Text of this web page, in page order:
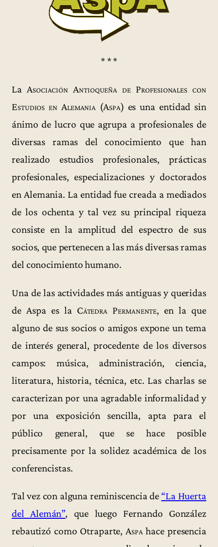
* * *
La Asociación Antioqueña de Profesionales con
Estudios en Alemania (Aspa) es una entidad sin
ánimo de lucro que agrupa a profesionales de
diversas ramas del conocimiento que han
realizado estudios profesionales, prácticas
profesionales, especializaciones y doctorados
en Alemania. La entidad fue creada a mediados
de los ochenta y tal vez su principal riqueza
consiste en la amplitud del espectro de sus
socios, que pertenecen a las más diversas ramas
del conocimiento humano.
Una de las actividades más antiguas y queridas
de Aspa es la Cátedra Permanente, en la que
alguno de sus socios o amigos expone un tema
de interés general, procedente de los diversos
campos: música, administración, ciencia,
literatura, historia, técnica, etc. Las charlas se
caracterizan por una agradable informalidad y
por una exposición sencilla, apta para el
público general, que se hace posible
precisamente por la solidez académica de los
conferencistas.
Tal vez con alguna reminiscencia de “La Huerta
del Alemán”, que luego Fernando González
rebautizó como Otraparte,Aspahace presencia